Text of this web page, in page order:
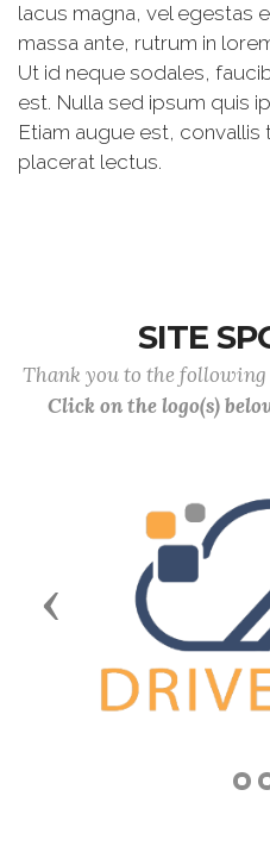
lacus magna, vel egestas
massa ante, rutrum in
Ut id neque sodales,
est. Nulla sed ipsum quis
Etiam augue est,
placerat lectus.
SITE
Thank you to the
Click on the logo(s)
Previous